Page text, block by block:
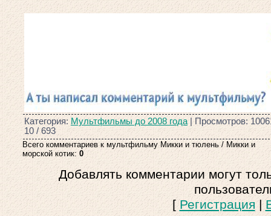
Категория: Мультфильмы до 2008 года| Просмотров:
10 / 693
Всего комментариев к мультфильму Микки и тюлень / Микки и
морской котик: 0
Добавлять комментарии могут
[Регистрация |